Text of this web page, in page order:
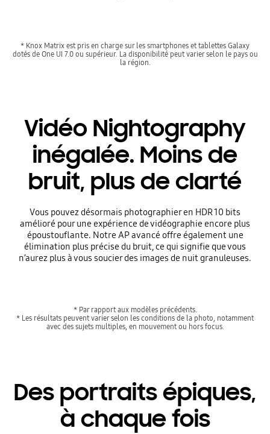
* Knox Matrix est pris en charge sur les smartphones et tablettes Galaxy
dotés de One UI 7.0 ou supérieur. La disponibilité peut varier selon le pays ou
la région.
Vidéo Nightography
inégalée. Moins de
bruit, plus de clarté
Vous pouvez désormais photographier en HDR 10 bits
amélioré pour une expérience de vidéographie encore plus
époustouflante. Notre AP avancé offre également une
élimination plus précise du bruit, ce qui signifie que vous
n’aurez plus à vous soucier des images de nuit granuleuses.
* Par rapport aux modèles précédents.
* Les résultats peuvent varier selon les conditions de la photo, notamment
avec des sujets multiples, en mouvement ou hors focus.
Des portraits épiques,
à chaque fois